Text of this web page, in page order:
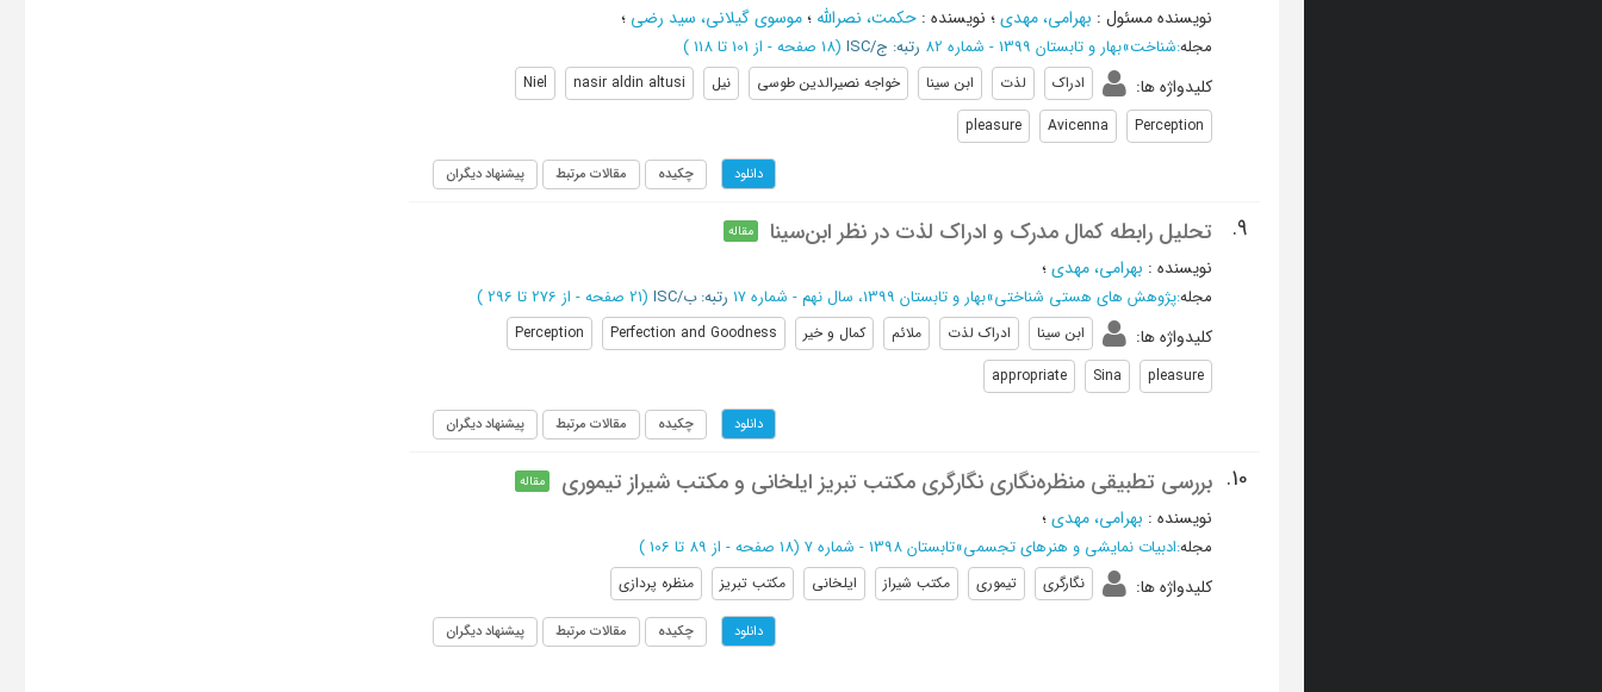
نویسنده مسئول : بهرامی، مهدی؛ نویسنده : حکمت، نصرالله ؛موسوی گیلانی، سید رضی ؛
مجله:شناخت»بهار و تابستان 1399 - شماره 82 رتبه: ج/ISC (‎18 صفحه - از 101 تا 118 )
کلیدواژه ها: ادراک لذت ابن سینا خواجه نصیرالدین طوسی نیل nasir aldin altusi
Niel
Perception
Avicenna
pleasure
دانلود چکیده مقالات مرتبط پیشنهاد دیگران
9. تحلیل رابطه کمال مدرک و ادراک لذت در نظر ابن‌سینا مقاله
نویسنده : بهرامی، مهدی؛
مجله:پژوهش های هستی شناختی»بهار و تابستان 1399، سال نهم - شماره 17 رتبه: ب/ISC (‎21 صفحه - از 276 تا 296 )
کلیدواژه ها: ابن سینا ادراک لذت ملائم کمال و خیر Perfection and Goodness
Perception
pleasure
Sina
appropriate
دانلود چکیده مقالات مرتبط پیشنهاد دیگران
10. بررسی تطبیقی منظره‌نگاری نگارگری مکتب تبریز ایلخانی و مکتب شیراز تیموری مقاله
نویسنده : بهرامی، مهدی؛
مجله:ادبیات نمایشی و هنرهای تجسمی»تابستان 1398 - شماره 7 (‎18 صفحه - از 89 تا 106 )
کلیدواژه ها: نگارگری تیموری مکتب شیراز ایلخانی مکتب تبریز منظره پردازی
دانلود چکیده مقالات مرتبط پیشنهاد دیگران